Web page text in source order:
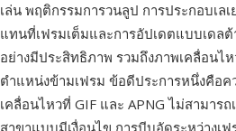
เล่น พฤติกรรมการวนลูป การประกอบเ
แทนที่เฟรมเต็มและการอัปเดตแบบเดล
อย่างมีประสิทธิภาพ รวมถึงภาพเคลื่อน
ตำแหน่งข้ามเฟรม ข้อดีประการหนึ่งคือ
เคลื่อนไหวที่ GIF และ APNG ไม่สามา
สาขาแบบมีเงื่อนไข การบีบอัดระหว่าง